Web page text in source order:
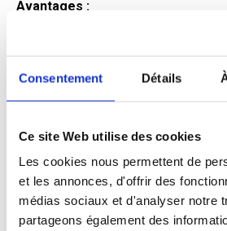
Consentement Détails
Ce site Web utilise des cookies
Les cookies nous permettent de
et les annonces, d'offrir des
médias sociaux et d'analyser notre
partageons également des
Avantages :
Profil du
candidat
Qualifications et diplômes :
Profil recherché :
Expérience :